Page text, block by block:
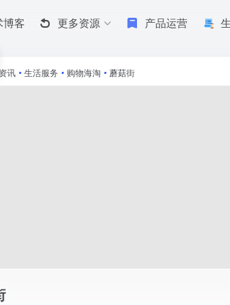
博客 更多资源 产品运营
讯 • 生活服务 • 购物海淘 • 蘑菇街